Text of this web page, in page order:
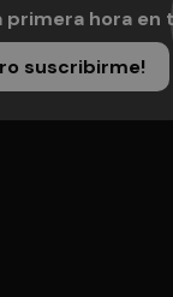
primera hora en
suscribirme!